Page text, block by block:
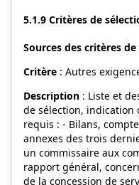
5.1.9 Critères de
Sources des critères
Critère : Autres
Description : Liste et
de sélection, indication
requis : - Bilans,
annexes des trois
un commissaire aux
rapport général,
de la concession de